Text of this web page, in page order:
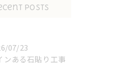
Posts
07/23
ンある石貼り工事